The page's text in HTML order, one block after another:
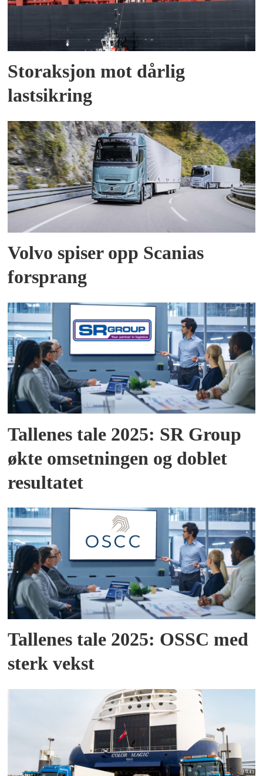
Storaksjon mot dårlig
lastsikring
Volvo spiser opp Scanias
forsprang
Tallenes tale 2025: SR Group
økte omsetningen og doblet
resultatet
Tallenes tale 2025: OSSC med
sterk vekst